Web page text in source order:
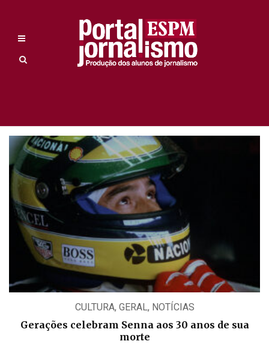
CULTURA, GERAL, NOTÍCIAS
Gerações celebram Senna aos 30 anos de sua
morte